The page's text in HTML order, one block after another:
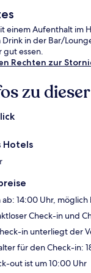
einem Aufenthalt im
in der Bar/
gut essen.
Rechten zur
zu
Hotels
14:00 Uhr, möglich
Check-in und
in unterliegt der
für den Check-in:
out ist um 10:00 Uhr